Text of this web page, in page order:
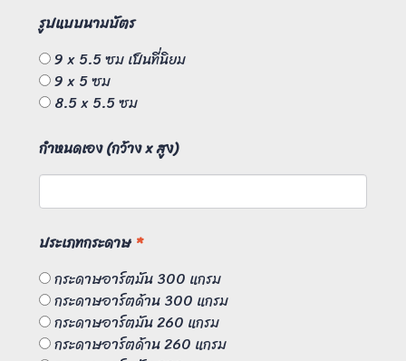
รูปแบบนามบัตร
9 x 5.5 ซม เป็นที่นิยม
9 x 5 ซม
8.5 x 5.5 ซม
กำหนดเอง (กว้าง x สูง)
ประเภทกระดาษ *
กระดาษอาร์ตมัน 300 แกรม
กระดาษอาร์ตด้าน 300 แกรม
กระดาษอาร์ตมัน 260 แกรม
กระดาษอาร์ตด้าน 260 แกรม